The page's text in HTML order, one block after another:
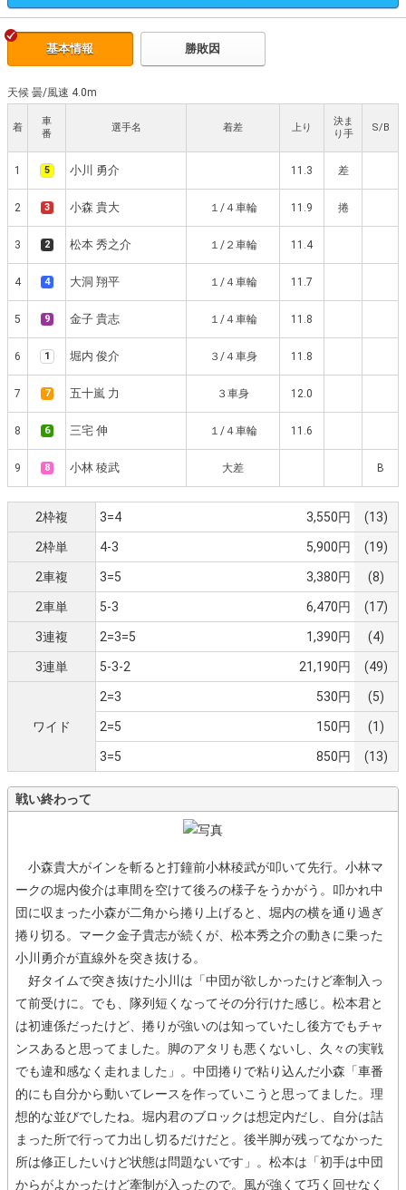
基本情報 勝敗因
天候 曇/風速 4.0m
着
車
番
選手名 着差 上り
決ま
り手
S/B
1 5 小川 勇介 11.3 差
2 3 小森 貴大 １/４車輪 11.9 捲
3 2 松本 秀之介 １/２車輪 11.4
4 4 大洞 翔平 １/４車輪 11.7
5 9 金子 貴志 １/４車輪 11.8
6 1 堀内 俊介 ３/４車身 11.8
7 7 五十嵐 力 ３車身 12.0
8 6 三宅 伸 １/４車輪 11.6
9 8 小林 稜武 大差 B
2枠複 3=4 3,550円 (13)
2枠単 4-3 5,900円 (19)
2車複 3=5 3,380円 (8)
2車単 5-3 6,470円 (17)
3連複 2=3=5 1,390円 (4)
3連単 5-3-2 21,190円 (49)
ワイド
2=3 530円 (5)
2=5 150円 (1)
3=5 850円 (13)
戦い終わって
小森貴大がインを斬ると打鐘前小林稜武が叩いて先行。小林マ
ークの堀内俊介は車間を空けて後ろの様子をうかがう。叩かれ中
団に収まった小森が二角から捲り上げると、堀内の横を通り過ぎ
捲り切る。マーク金子貴志が続くが、松本秀之介の動きに乗った
小川勇介が直線外を突き抜ける。
好タイムで突き抜けた小川は「中団が欲しかったけど牽制入っ
て前受けに。でも、隊列短くなってその分行けた感じ。松本君と
は初連係だったけど、捲りが強いのは知っていたし後方でもチャ
ンスあると思ってました。脚のアタリも悪くないし、久々の実戦
でも違和感なく走れました」。中団捲りで粘り込んだ小森「車番
的にも自分から動いてレースを作っていこうと思ってました。理
想的な並びでしたね。堀内君のブロックは想定内だし、自分は詰
まった所で行って力出し切るだけだと。後半脚が残ってなかった
所は修正したいけど状態は問題ないです」。松本は「初手は中団
からがよかったけど牽制が入ったので。風が強くて巧く回せなく